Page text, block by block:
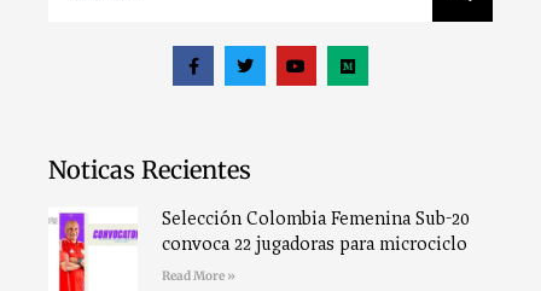
Noticas Recientes
Selección Colombia Femenina Sub-20
convoca 22 jugadoras para microciclo
Read More »